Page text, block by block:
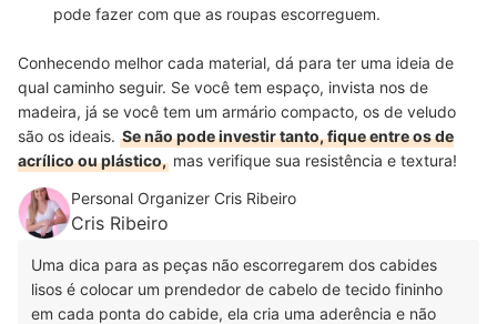
pode fazer com que as roupas escorreguem.
Conhecendo melhor cada material, dá para ter uma ideia de
qual caminho seguir. Se você tem espaço, invista nos de
madeira, já se você tem um armário compacto, os de veludo
são os ideais. Se não pode investir tanto, fique entre os de
acrílico ou plástico, mas verifique sua resistência e textura!
Personal Organizer Cris Ribeiro
Cris Ribeiro
Uma dica para as peças não escorregarem dos cabides
lisos é colocar um prendedor de cabelo de tecido fininho
em cada ponta do cabide, ela cria uma aderência e não